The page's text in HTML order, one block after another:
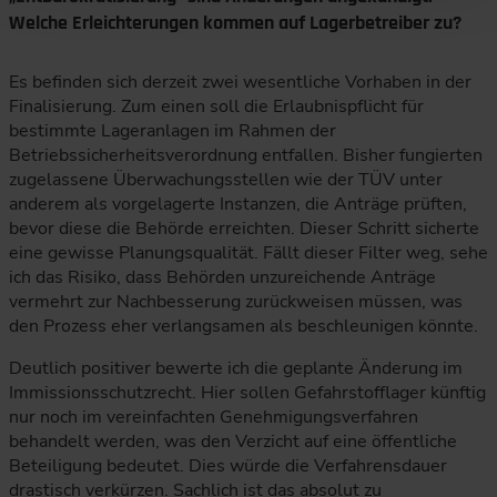
Welche Erleichterungen kommen auf Lagerbetreiber zu?
Es befinden sich derzeit zwei wesentliche Vorhaben in der
Finalisierung. Zum einen soll die Erlaubnispflicht für
bestimmte Lageranlagen im Rahmen der
Betriebssicherheitsverordnung entfallen. Bisher fungierten
zugelassene Überwachungsstellen wie der TÜV unter
anderem als vorgelagerte Instanzen, die Anträge prüften,
bevor diese die Behörde erreichten. Dieser Schritt sicherte
eine gewisse Planungsqualität. Fällt dieser Filter weg, sehe
ich das Risiko, dass Behörden unzureichende Anträge
vermehrt zur Nachbesserung zurückweisen müssen, was
den Prozess eher verlangsamen als beschleunigen könnte.
Deutlich positiver bewerte ich die geplante Änderung im
Immissionsschutzrecht. Hier sollen Gefahrstofflager künftig
nur noch im vereinfachten Genehmigungsverfahren
behandelt werden, was den Verzicht auf eine öffentliche
Beteiligung bedeutet. Dies würde die Verfahrensdauer
drastisch verkürzen. Sachlich ist das absolut zu